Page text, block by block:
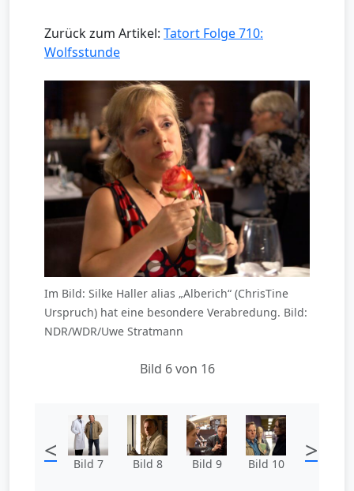
Zurück zum Artikel: Tatort Folge 710:
Wolfsstunde
Im Bild: Silke Haller alias „Alberich“ (ChrisTine
Urspruch) hat eine besondere Verabredung. Bild:
NDR/WDR/Uwe Stratmann
Bild 6 von 16
< Bild 7 Bild 8 Bild 9 Bild 10 >